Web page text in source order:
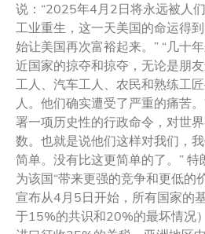
说：“2025年4月2日将永远被人
工业重生，这一天美国的命运得
始让美国再次富裕起来。” “几十
近国家的掠夺和掠夺，无论是朋
工人、汽车工人、农民和熟练工
人。他们确实遭受了严重的痛苦
署一项历史性的行政命令，对世
数。也就是说他们这样对我们，
简单。没有比这更简单的了。”
为该国“带来更强的竞争和更低的
宣布从4月5日开始，所有国家的
于15%的共识和20%的最坏情况